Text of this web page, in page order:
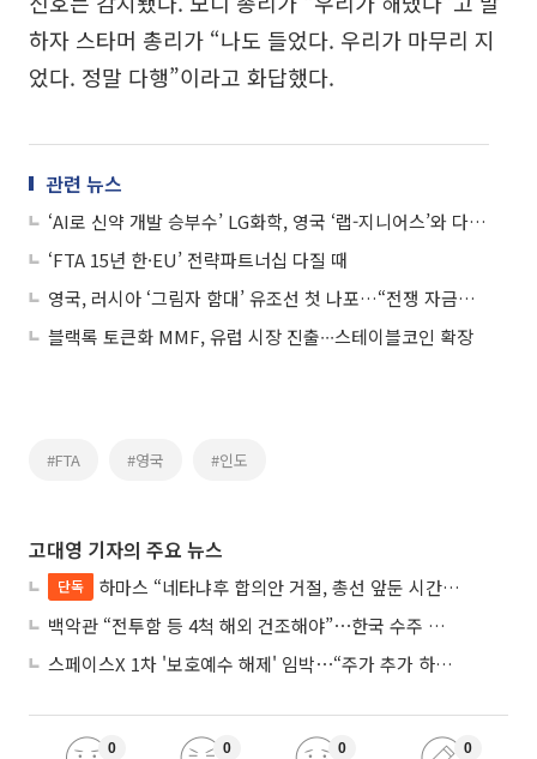
하자 스타머 총리가 “나도 들었다. 우리가 마무리 지
었다. 정말 다행”이라고 화답했다.
관련 뉴스
‘AI로 신약 개발 승부수’ LG화학, 영국 ‘랩-지니어스’와 다중항체 항암제 공동연구
‘FTA 15년 한·EU’ 전략파트너십 다질 때
영국, 러시아 ‘그림자 함대’ 유조선 첫 나포…“전쟁 자금줄 차단할 것”
블랙록 토큰화 MMF, 유럽 시장 진출∙∙∙스테이블코인 확장
#FTA #영국 #인도
고대영 기자의 주요 뉴스
단독
하마스 “네타냐후 합의안 거절, 총선 앞둔 시간 끌기”
백악관 “전투함 등 4척 해외 건조해야”⋯한국 수주 기대
스페이스X 1차 '보호예수 해제' 임박⋯“주가 추가 하락 가능성”
0 0 0 0